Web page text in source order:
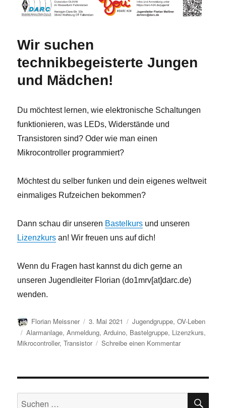
Wir suchen
technikbegeisterte Jungen
und Mädchen!
Du möchtest lernen, wie elektronische Schaltungen
funktionieren, was LEDs, Widerstände und
Transistoren sind? Oder wie man einen
Mikrocontroller programmiert?
Möchtest du selber funken und dein eigenes weltweit
einmaliges Rufzeichen bekommen?
Dann schau dir unseren Bastelkurs und unseren
Lizenzkurs an! Wir freuen uns auf dich!
Wenn du Fragen hast kannst du dich gerne an
unseren Jugendleiter Florian (do1mrv[at]darc.de)
wenden.
Autor
Florian Meissner
Veröffentlicht
am
3. Mai 2021 Kategorien
Jugendgruppe,OV-Leben
Schlagwörter
Alarmanlage,Anmeldung,Arduino, Bastelgruppe, Lizenzkurs,
Mikrocontroller,Transistor Schreibe einen Kommentarzu
Suchen